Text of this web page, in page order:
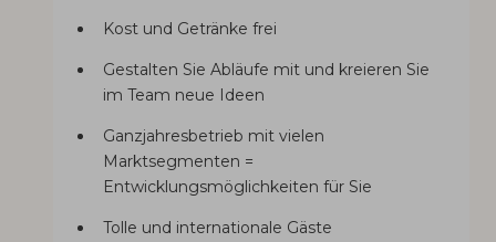
Kost und Getränke frei
Gestalten Sie Abläufe mit und kreieren Sie
im Team neue Ideen
Ganzjahresbetrieb mit vielen
Marktsegmenten =
Entwicklungsmöglichkeiten für Sie
Tolle und internationale Gäste